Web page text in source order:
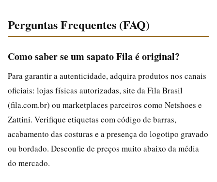
Perguntas Frequentes (FAQ)
Como saber se um sapato Fila é original?
Para garantir a autenticidade, adquira produtos nos canais
oficiais: lojas físicas autorizadas, site da Fila Brasil
(fila.com.br) ou marketplaces parceiros como Netshoes e
Zattini. Verifique etiquetas com código de barras,
acabamento das costuras e a presença do logotipo gravado
ou bordado. Desconfie de preços muito abaixo da média
do mercado.